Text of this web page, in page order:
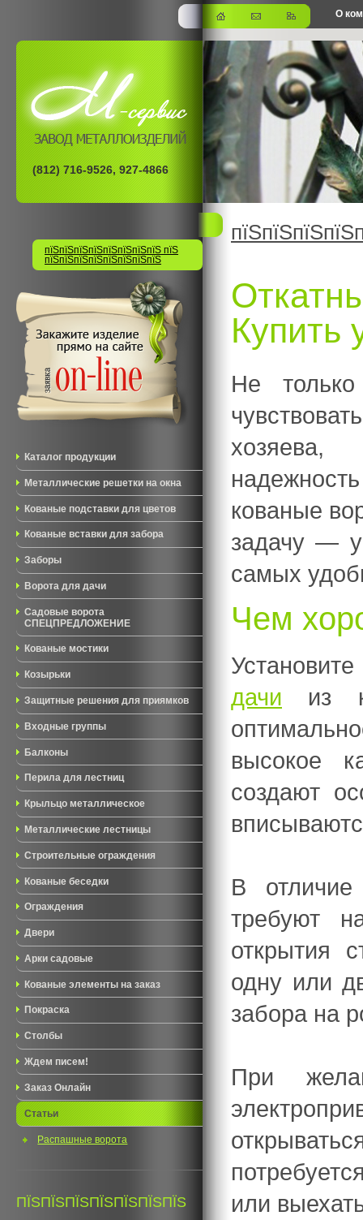
О
офис
(812) 716-9526, 927-4866
пїЅпїЅпїЅпїЅпїЅпїЅпїЅпїЅ пїЅ
пїЅпїЅпїЅпїЅпїЅпїЅпїЅпїЅ
Каталог продукции
Металлические решетки на окна
Кованые подставки для цветов
Кованые вставки для забора
Заборы
Ворота для дачи
Садовые ворота
СПЕЦПРЕДЛОЖЕНИЕ
Кованые мостики
Козырьки
Защитные решения для приямков
Входные группы
Балконы
Перила для лестниц
Крыльцо металлическое
Металлические лестницы
Строительные ограждения
Кованые беседки
Ограждения
Двери
Арки садовые
Кованые элементы на заказ
Покраска
Столбы
Ждем писем!
Заказ Онлайн
Статьи
Распашные ворота
ПЇЅПЇЅПЇЅПЇЅПЇЅПЇЅПЇЅ
Купить
Не
хозяева,
кованые
задачу —
самых
Чем
дачи из
высокое
создают
В
требуют
открытия
одну или
забора на
При
или